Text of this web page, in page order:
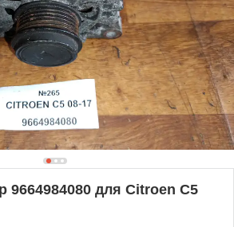
9664984080 для Citroen C5